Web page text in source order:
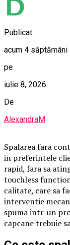
Publicat
acum 4 săptămâni
pe
iulie 8, 2026
De
AlexandraM
Spalarea fara
in preferintele
rapid, fara sa
touchless
calitate, care sa
interventie
spuma intr-un
capcane trebuie